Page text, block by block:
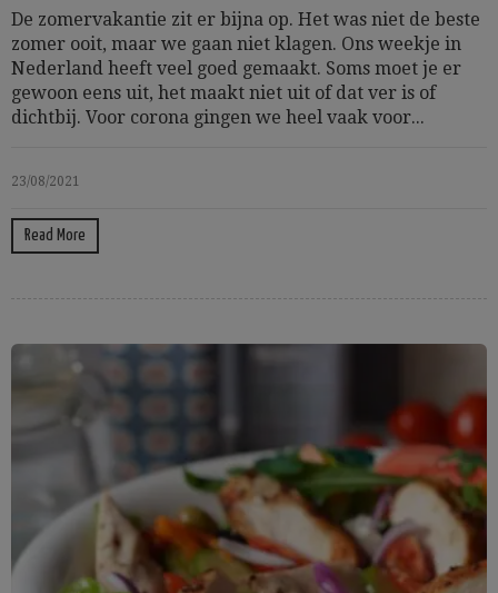
De zomervakantie zit er bijna op. Het was niet de beste
zomer ooit, maar we gaan niet klagen. Ons weekje in
Nederland heeft veel goed gemaakt. Soms moet je er
gewoon eens uit, het maakt niet uit of dat ver is of
dichtbij. Voor corona gingen we heel vaak voor...
23/08/2021
Read More